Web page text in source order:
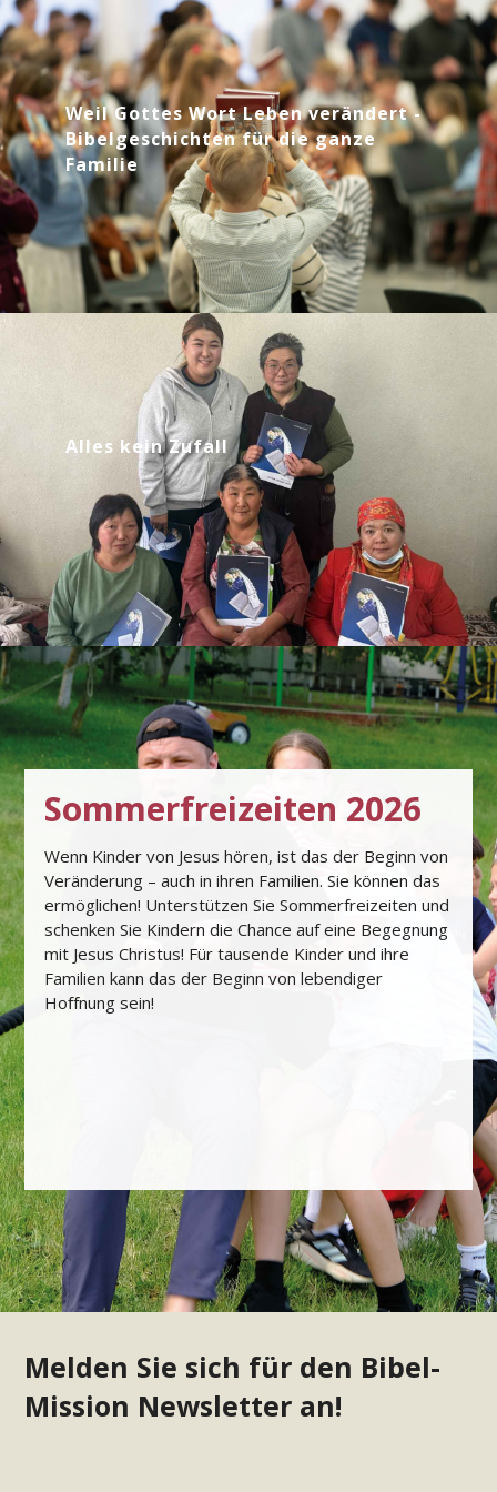
Weil Gottes Wort Leben verändert -
Bibelgeschichten für die ganze
Familie
Alles kein Zufall
Sommerfreizeiten 2026
Wenn Kinder von Jesus hören, ist das der Beginn von
Veränderung – auch in ihren Familien. Sie können das
ermöglichen! Unterstützen Sie Sommerfreizeiten und
schenken Sie Kindern die Chance auf eine Begegnung
mit Jesus Christus! Für tausende Kinder und ihre
Familien kann das der Beginn von lebendiger
Hoﬀnung sein!
Melden Sie sich für den Bibel-
Mission Newsletter an!